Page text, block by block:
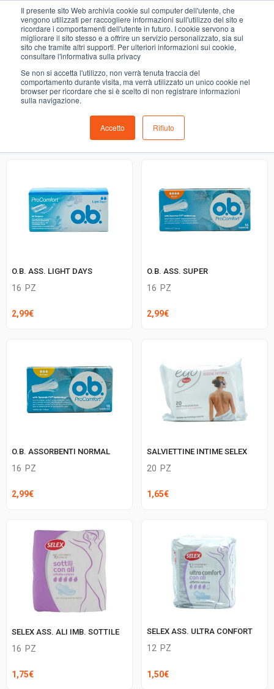
Il presente sito Web archivia cookie sul computer dell'utente, che
vengono utilizzati per raccogliere informazioni sull'utilizzo del sito e
ricordare i comportamenti dell'utente in futuro. I cookie servono a
migliorare il sito stesso e a offrire un servizio personalizzato, sia sul
sito che tramite altri supporti. Per ulteriori informazioni sui cookie,
consultare l'informativa sulla privacy
Se non si accetta l'utilizzo, non verrà tenuta traccia del
comportamento durante visita, ma verrà utilizzato un unico cookie nel
browser per ricordare che si è scelto di non registrare informazioni
sulla navigazione.
Accetto Rifiuto
ASSORBENTI E CARTA IGIENICA
COMING SOON
gastronomia e del menù settimanale devono essere indicati
nello spazio apposito in sede di checkout
O.B. ASS. LIGHT DAYS
16 PZ
2,99€
O.B. ASS. SUPER
16 PZ
2,99€
O.B. ASSORBENTI NORMAL
16 PZ
2,99€
SALVIETTINE INTIME SELEX
20 PZ
1,65€
SELEX ASS. ALI IMB. SOTTILE
16 PZ
1,75€
SELEX ASS. ULTRA CONFORT
12 PZ
1,50€